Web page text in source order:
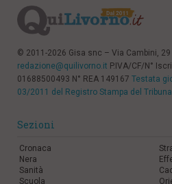
© 2011-2026 Gisa snc – Via Cambini,
redazione@quilivorno.it P.IVA/CF/N°
01688500493 N° REA 149167 Testata
03/2011 del Registro Stampa del
Sezioni
Cronaca
Nera
Sanità
Scuola